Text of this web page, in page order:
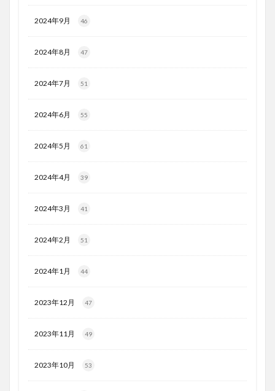
2024年9月 46
2024年8月 47
2024年7月 51
2024年6月 55
2024年5月 61
2024年4月 39
2024年3月 41
2024年2月 51
2024年1月 44
2023年12月 47
2023年11月 49
2023年10月 53